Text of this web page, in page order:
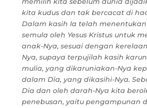
kita kudus dan tak bercacat di
Dalam kasih Ia telah
semula oleh Yesus Kristus untuk
anak-Nya, sesuai dengan
Nya, supaya terpujilah kasih
mulia, yang dikaruniakan-Nya
dalam Dia, yang dikasihi-Nya.
Dia dan oleh darah-Nya kita
penebusan, yaitu pengampunan